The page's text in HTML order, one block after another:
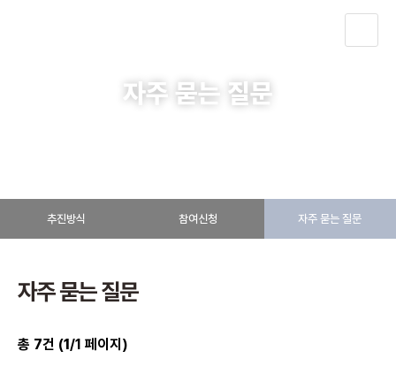
자주 묻는 질문
추진방식 참여신청 자주 묻는 질문
자주 묻는 질문
총 7건 (1/1 페이지)